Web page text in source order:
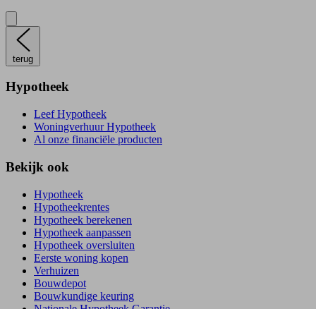
terug
Hypotheek
Leef Hypotheek
Woningverhuur Hypotheek
Al onze financiële producten
Bekijk ook
Hypotheek
Hypotheekrentes
Hypotheek berekenen
Hypotheek aanpassen
Hypotheek oversluiten
Eerste woning kopen
Verhuizen
Bouwdepot
Bouwkundige keuring